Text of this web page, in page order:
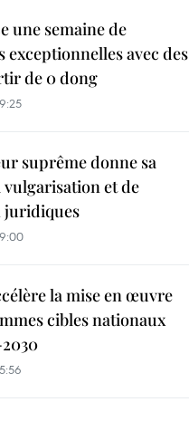
une semaine de
avec des
de 0 dong
suprême donne sa
vulgarisation et de
juridiques
la mise en œuvre
cibles nationaux